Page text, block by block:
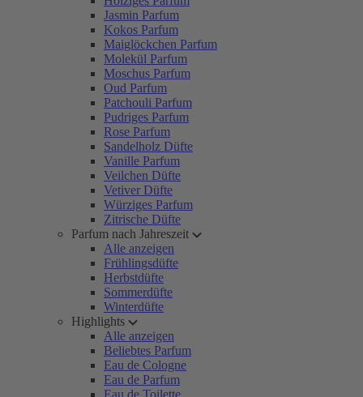
Jasmin Parfum
Kokos Parfum
Maiglöckchen Parfum
Molekül Parfum
Moschus Parfum
Oud Parfum
Patchouli Parfum
Pudriges Parfum
Rose Parfum
Sandelholz Düfte
Vanille Parfum
Veilchen Düfte
Vetiver Düfte
Würziges Parfum
Zitrische Düfte
Parfum nach Jahreszeit
Alle anzeigen
Frühlingsdüfte
Herbstdüfte
Sommerdüfte
Winterdüfte
Highlights
Alle anzeigen
Beliebtes Parfum
Eau de Cologne
Eau de Parfum
Eau de Toilette